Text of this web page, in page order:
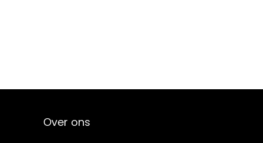
Over ons